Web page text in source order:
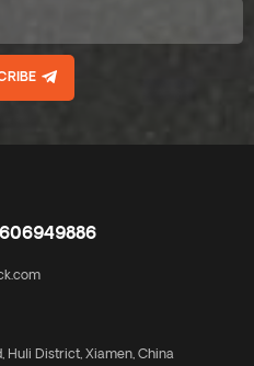
Huli District, Xiamen, China